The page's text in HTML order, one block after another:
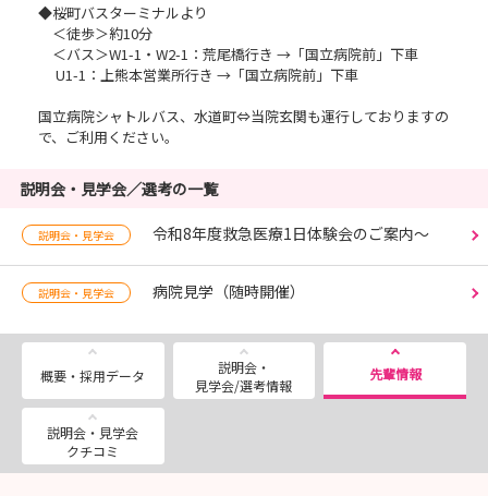
◆桜町バスターミナルより
＜徒歩＞約10分
＜バス＞W1-1・W2-1：荒尾橋行き →「国立病院前」下車
U1-1：上熊本営業所行き →「国立病院前」下車
国立病院シャトルバス、水道町⇔当院玄関も運行しておりますの
で、ご利用ください。
説明会・見学会／選考の一覧
説明会・見学会 令和8年度救急医療1日体験会のご案内～
説明会・見学会 病院見学（随時開催）
概要・採用データ
説明会・
見学会/選考情報
先輩情報
説明会・見学会
クチコミ